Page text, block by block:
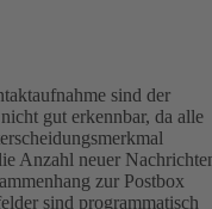
sind der
gut erkennbar, da alle
Anzahl neuer
zur Postbox
sind programmatisch